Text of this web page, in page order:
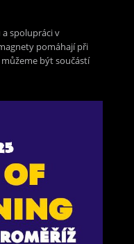
spolupráci v
pomáhají při
můžeme být součástí